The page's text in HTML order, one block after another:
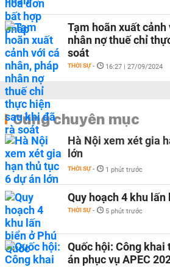
Tạm hoãn xuất cảnh
nhân nợ thuế chỉ
soát
THỜI SỰ - 16:27 | 27/09/2024
Cùng chuyên mục
Hà Nội xem xét gia
lớn
THỜI SỰ - 1 phút trước
Quy hoạch 4 khu lấn
THỜI SỰ - 5 phút trước
Quốc hội: Công
án phục vụ APEC